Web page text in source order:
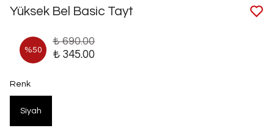
Yüksek Bel Basic Tayt
%50
₺ 690.00
₺ 345.00
Renk
Siyah